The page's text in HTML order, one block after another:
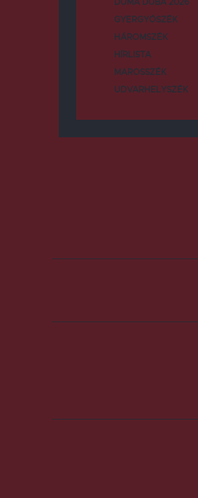
GYERGYÓSZÉK
HÁROMSZÉK
HÍRLISTA
MAROSSZÉK
UDVARHELYSZÉK